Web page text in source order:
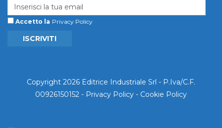
Accetto la Privacy Policy
ISCRIVITI
Copyright 2026 Editrice Industriale Srl - P.Iva/C.F.
00926150152 - Privacy Policy - Cookie Policy